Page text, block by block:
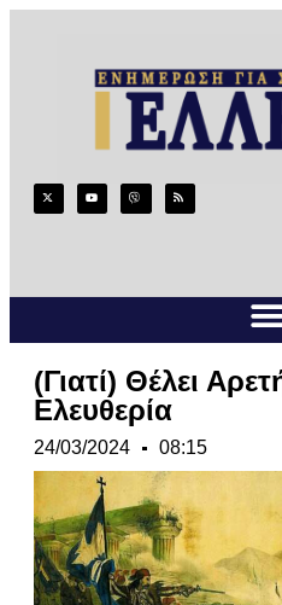
(Γιατί) Θέλει
Ελευθερία
24/03/2024 08:15